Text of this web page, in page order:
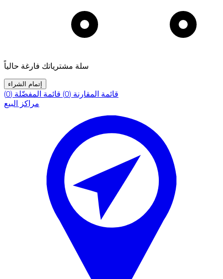
سلة مشترياتك فارغة حالياً
إتمام الشراء
قائمة المقارنة (0)
قائمة المفضّلة (0)
مراكز البيع